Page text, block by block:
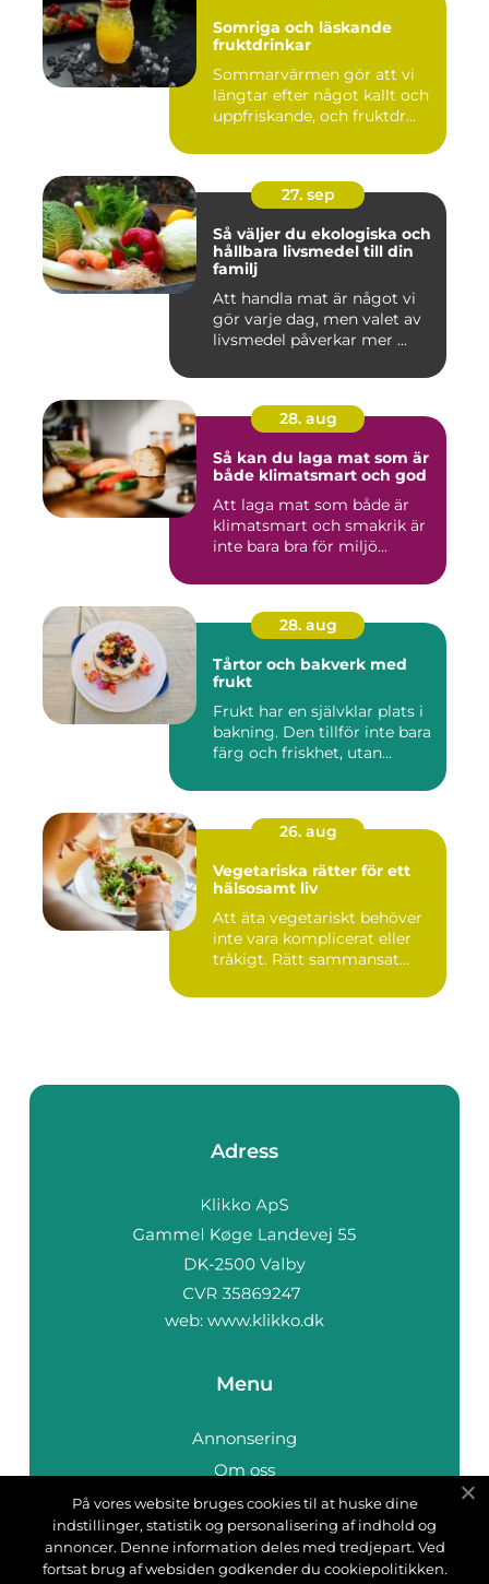
Somriga och läskande
fruktdrinkar
Sommarvärmen gör att vi
längtar efter något kallt och
uppfriskande, och fruktdr...
27. sep
Så väljer du ekologiska och
hållbara livsmedel till din
familj
Att handla mat är något vi
gör varje dag, men valet av
livsmedel påverkar mer ...
28. aug
Så kan du laga mat som är
både klimatsmart och god
Att laga mat som både är
klimatsmart och smakrik är
inte bara bra för miljö...
28. aug
Tårtor och bakverk med
frukt
Frukt har en självklar plats i
bakning. Den tillför inte bara
färg och friskhet, utan...
26. aug
Vegetariska rätter för ett
hälsosamt liv
Att äta vegetariskt behöver
inte vara komplicerat eller
tråkigt. Rätt sammansat...
Adress
web: www.klikko.dk
Menu
Annonsering
Om oss
Cookies
Kontakta oss
Sitemap
På vores website bruges cookies til at huske dine
indstillinger, statistik og personalisering af indhold og
annoncer. Denne information deles med tredjepart. Ved
fortsat brug af websiden godkender du cookiepolitikken.